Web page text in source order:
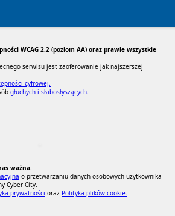
WCAG 2.2 (poziom AA) oraz prawie wszystkie
serwisu jest zaoferowanie jak najszerszej
cyfrowej.
głuchych i słabosłyszących.
ważna.
o przetwarzaniu danych osobowych użytkownika
Cyber City.
prywatności oraz Polityka plików cookie.